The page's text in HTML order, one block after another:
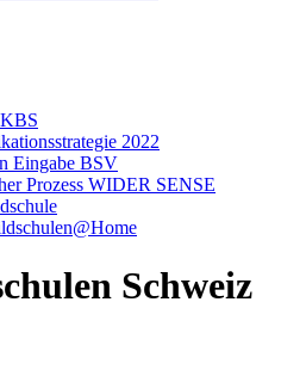
2022
Eingabe BSV
Prozess WIDER SENSE
Schweiz